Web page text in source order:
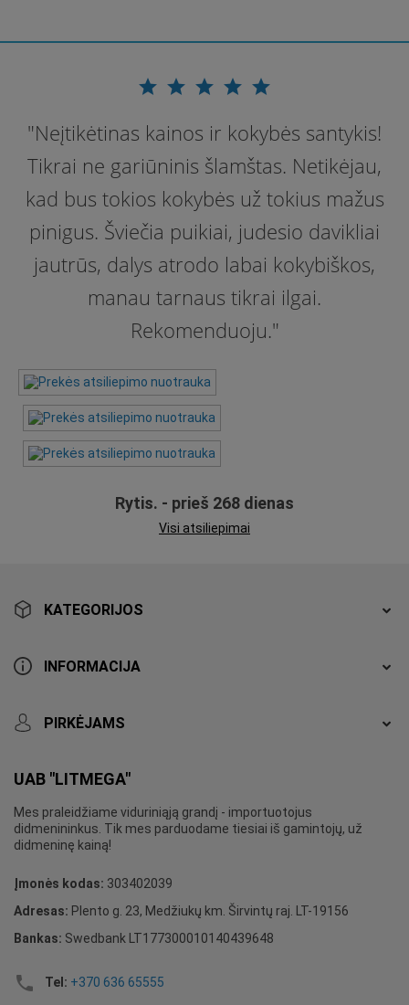
star star star star star
"Neįtikėtinas kainos ir kokybės santykis!
Tikrai ne gariūninis šlamštas. Netikėjau,
kad bus tokios kokybės už tokius mažus
pinigus. Šviečia puikiai, judesio davikliai
jautrūs, dalys atrodo labai kokybiškos,
manau tarnaus tikrai ilgai.
Rekomenduoju."
Rytis. - prieš 268 dienas
Visi atsiliepimai
KATEGORIJOS
INFORMACIJA
PIRKĖJAMS
UAB "LITMEGA"
Mes praleidžiame viduriniąją grandį - importuotojus
didmenininkus. Tik mes parduodame tiesiai iš gamintojų, už
didmeninę kainą!
Įmonės kodas: 303402039
Adresas: Plento g. 23, Medžiukų km. Širvintų raj. LT-19156
Bankas: Swedbank LT177300010140439648
local_phone Tel: +370 636 65555